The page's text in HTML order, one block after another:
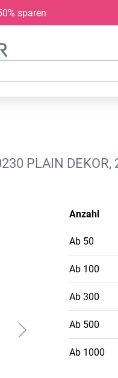
sparen
PLAIN
Anzahl
Ab 50
Ab 100
Ab 300
Ab 500
Ab 1000